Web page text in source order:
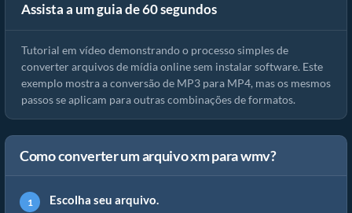
Assista a um guia de 60 segundos
Como converter arquivos de mídia
Tutorial em vídeo demonstrando o processo simples de
converter arquivos de mídia online sem instalar software. Este
exemplo mostra a conversão de MP3 para MP4, mas os mesmos
passos se aplicam para outras combinações de formatos.
Como converter um arquivo xm para wmv?
Escolha seu arquivo.